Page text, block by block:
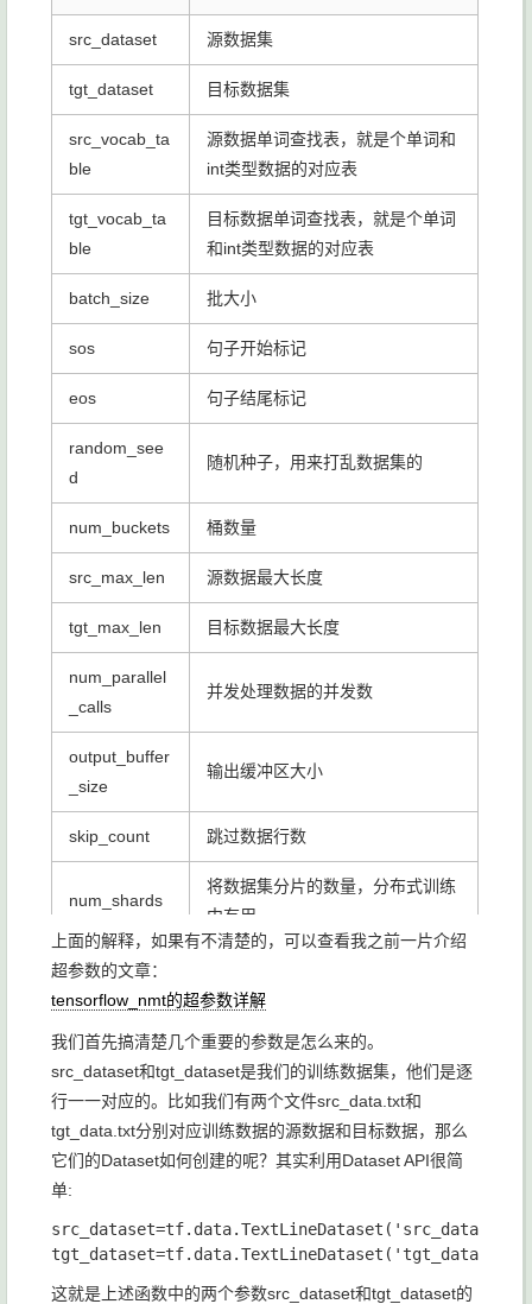
src_dataset 源数据集
tgt_dataset 目标数据集
src_vocab_ta
ble
源数据单词查找表，就是个单词和
int类型数据的对应表
tgt_vocab_ta
ble
目标数据单词查找表，就是个单词
和int类型数据的对应表
batch_size 批大小
sos 句子开始标记
eos 句子结尾标记
random_see
d
随机种子，用来打乱数据集的
num_buckets 桶数量
src_max_len 源数据最大长度
tgt_max_len 目标数据最大长度
num_parallel
_calls
并发处理数据的并发数
output_buffer
_size
输出缓冲区大小
skip_count 跳过数据行数
num_shards
将数据集分片的数量，分布式训练
中有用
shard_index
reshuffle_eac
h_iteration
是否每次迭代都重新打乱顺序
上面的解释，如果有不清楚的，可以查看我之前一片介绍
超参数的文章：
tensorflow_nmt的超参数详解
我们首先搞清楚几个重要的参数是怎么来的。
src_dataset和tgt_dataset是我们的训练数据集，他们是逐
行一一对应的。比如我们有两个文件src_data.txt和
tgt_data.txt分别对应训练数据的源数据和目标数据，那么
它们的Dataset如何创建的呢？其实利用Dataset API很简
单:
src_dataset=tf. data.TextLineDataset ( 'src_data.txt'
tgt_dataset=tf. data.TextLineDataset ( 'tgt_data.txt'
这就是上述函数中的两个参数src_dataset和tgt_dataset的